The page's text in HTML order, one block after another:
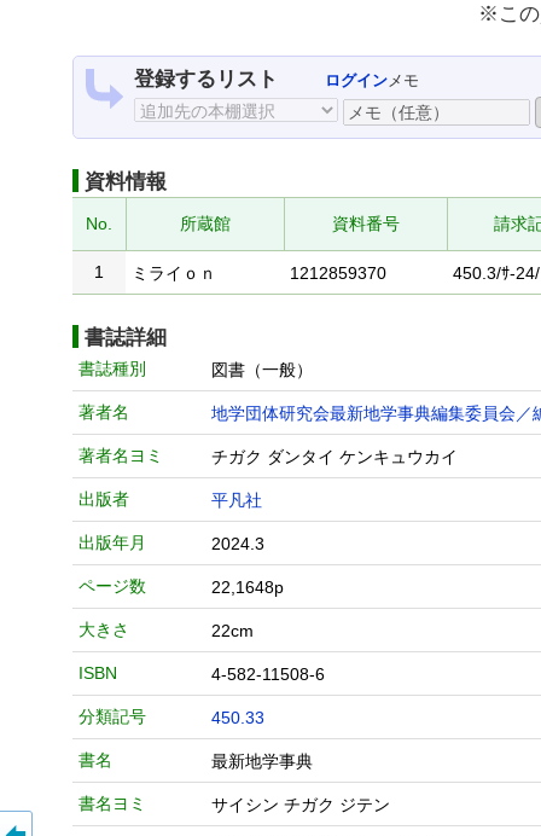
※この
登録するリスト ログインメモ
資料情報
No. 所蔵館 資料番号 請求
1 ミライｏｎ 1212859370 450.3/ｻ-
書誌詳細
書誌種別 図書（一般）
著者名 地学団体研究会最新地学事典編集委員会／
著者名ヨミ チガク ダンタイ ケンキュウカイ
出版者 平凡社
出版年月 2024.3
ページ数 22,1648p
大きさ 22cm
ISBN 4-582-11508-6
分類記号 450.33
書名 最新地学事典
書名ヨミ サイシン チガク ジテン